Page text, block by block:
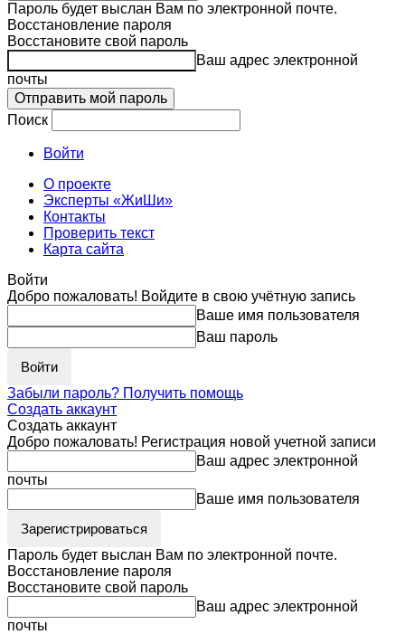
Пароль будет выслан Вам по электронной почте.
Восстановление пароля
Восстановите свой пароль
Ваш адрес электронной
почты
Поиск
Войти
О проекте
Эксперты «ЖиШи»
Контакты
Проверить текст
Карта сайта
Войти
Добро пожаловать! Войдите в свою учётную запись
Ваше имя пользователя
Ваш пароль
Забыли пароль? Получить помощь
Создать аккаунт
Создать аккаунт
Добро пожаловать! Регистрация новой учетной записи
Ваш адрес электронной
почты
Ваше имя пользователя
Пароль будет выслан Вам по электронной почте.
Восстановление пароля
Восстановите свой пароль
Ваш адрес электронной
почты